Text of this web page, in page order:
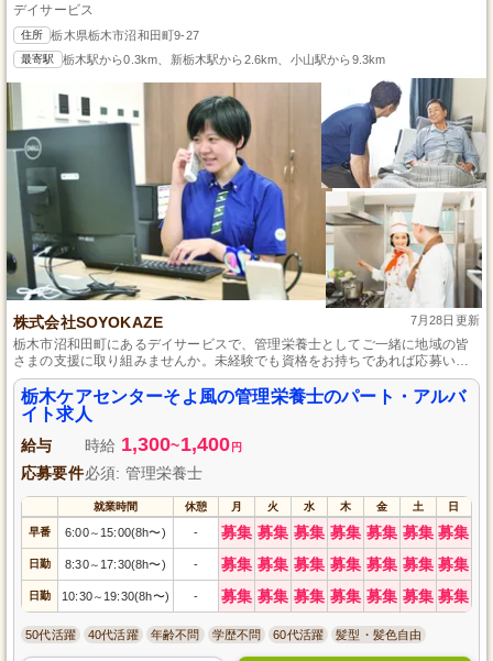
デイサービス
住所 栃木県栃木市沼和田町9-27
最寄駅 栃木駅から0.3km、新栃木駅から2.6km、小山駅から9.3km
株式会社SOYOKAZE 7月28日更新
栃木市沼和田町にあるデイサービスで、管理栄養士としてご一緒に地域の皆
さまの支援に取り組みませんか。未経験でも資格をお持ちであれば応募いた
だけます。勤務日数や曜日は相談可能で、残業が少なく時間通りに退社でき
るため、プライベートとの両立もしやすいです。立地も良く、栃木市内の駅
から徒歩5分でアクセスしやすいです。
栃木ケアセンターそよ風の管理栄養士のパート・アルバ
イト求人
給与 時給 1,300~1,400 円
応募要件必須: 管理栄養士
就業時間 休憩 月 火 水 木 金 土 日
早番 6:00～ 15:00(8h〜) - 募集 募集 募集 募集 募集 募集 募集
日勤 8:30～ 17:30(8h〜) - 募集 募集 募集 募集 募集 募集 募集
日勤 10:30～ 19:30(8h〜) - 募集 募集 募集 募集 募集 募集 募集
50代活躍 40代活躍 年齢不問 学歴不問 60代活躍 髪型・髪色自由